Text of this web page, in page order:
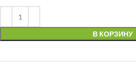
В КОРЗИНУ